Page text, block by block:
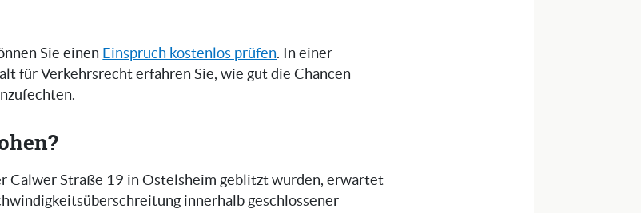
Sie einen Einspruch kostenlos prüfen. In einer
für Verkehrsrecht erfahren Sie, wie gut die Chancen
Calwer Straße 19 in Ostelsheim geblitzt wurden, erwartet
innerhalb geschlossener